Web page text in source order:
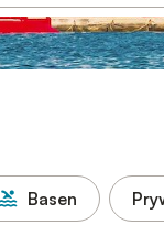
Basen